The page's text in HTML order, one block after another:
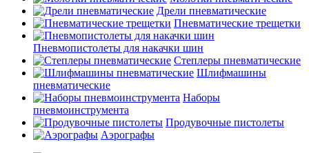
Дрели пневматические
Пневматические трещетки
Пневмопистолеты для накачки шин
Степлеры пневматические
Шлифмашины
пневматические
Наборы
пневмоинструмента
Продувочные пистолеты
Аэрографы